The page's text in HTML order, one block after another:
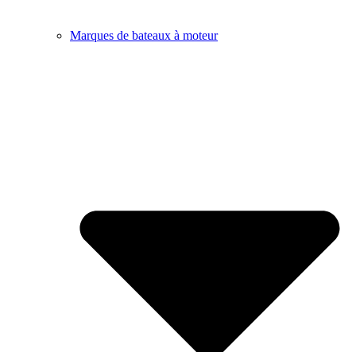
Marques de bateaux à moteur